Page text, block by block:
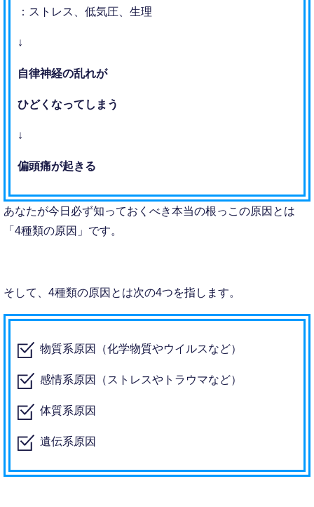
：ストレス、低気圧、生理
↓
自律神経の乱れが
ひどくなってしまう
↓
偏頭痛が起きる
あなたが今日必ず知っておくべき本当の根っこの原因とは
「4種類の原因」です。
そして、4種類の原因とは次の4つを指します。
物質系原因（化学物質やウイルスなど）
感情系原因（ストレスやトラウマなど）
体質系原因
遺伝系原因